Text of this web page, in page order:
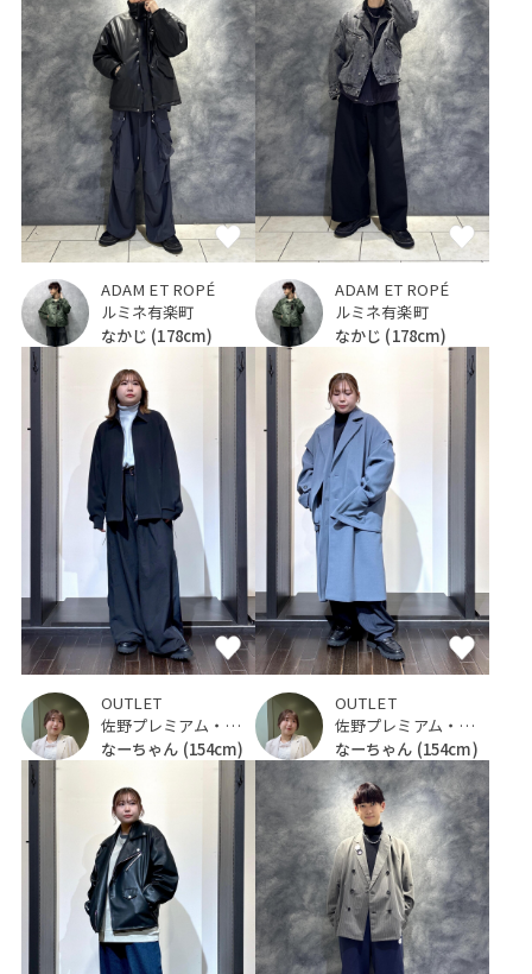
ADAM ET ROPÉ
ルミネ有楽町
なかじ (178cm)
ADAM ET ROPÉ
ルミネ有楽町
なかじ (178cm)
OUTLET
佐野プレミアム・アウトレット
なーちゃん (154cm)
OUTLET
佐野プレミアム・アウトレット
なーちゃん (154cm)